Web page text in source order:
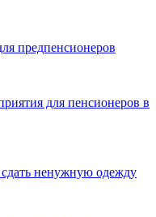
предпенсионеров
для пенсионеров в
ненужную одежду